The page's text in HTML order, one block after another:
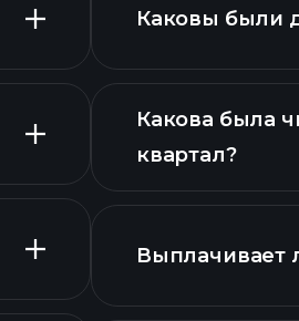
Каковы были
Какова была
квартал?
Выплачивает